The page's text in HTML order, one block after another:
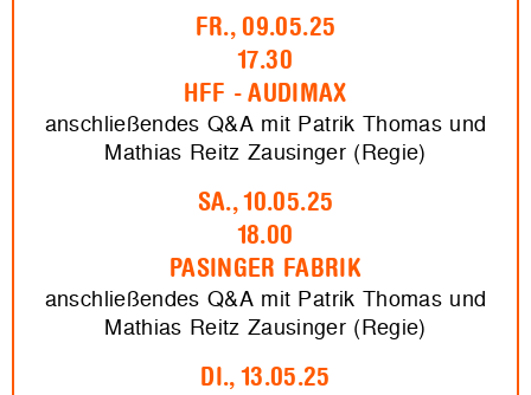
FR., 09.05.25
17.30
HFF - AUDIMAX
anschließendes Q&A mit Patrik Thomas und
Mathias Reitz Zausinger (Regie)
SA., 10.05.25
18.00
PASINGER FABRIK
anschließendes Q&A mit Patrik Thomas und
Mathias Reitz Zausinger (Regie)
DI., 13.05.25